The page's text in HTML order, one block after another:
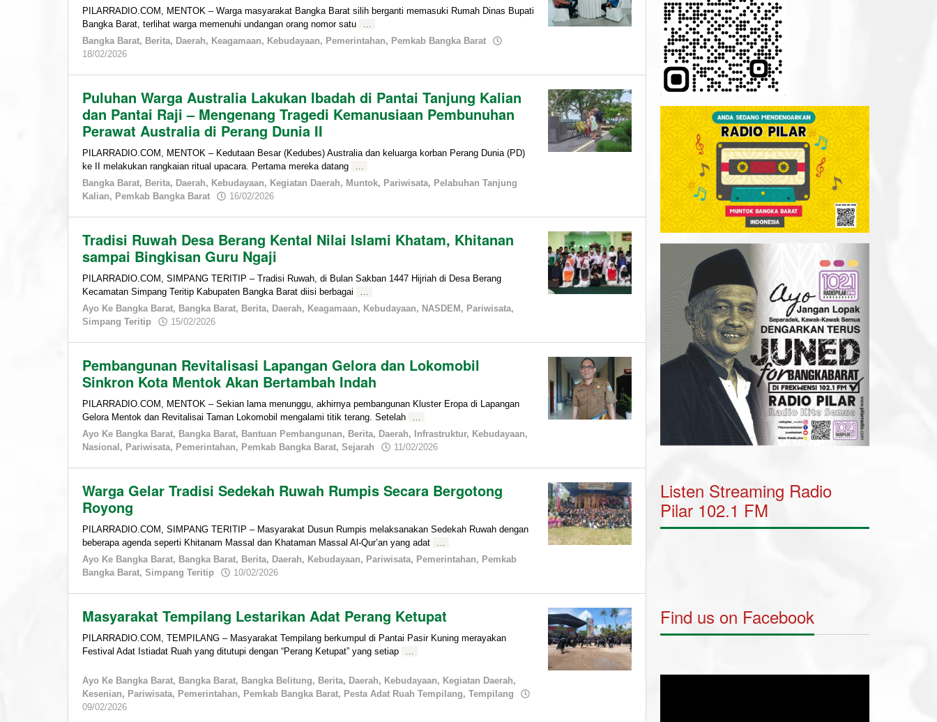
Pemkab
Bangka
Barat,
20/02/2026
admin
PILARRADIO.COM, MENTOK – Warga masyarakat Bangka Barat silih berganti memasuki Rumah Dinas Bupati
Bangka Barat, terlihat warga memenuhi undangan orang nomor satu
…
Bangka Barat, Berita, Daerah, Keagamaan, Kebudayaan, Pemerintahan, Pemkab Bangka Barat
18/02/2026
Puluhan Warga Australia Lakukan Ibadah di Pantai Tanjung Kalian
dan Pantai Raji – Mengenang Tragedi Kemanusiaan Pembunuhan
Perawat Australia di Perang Dunia II
PILARRADIO.COM, MENTOK – Kedutaan Besar (Kedubes) Australia dan keluarga korban Perang Dunia (PD)
ke II melakukan rangkaian ritual upacara. Pertama mereka datang
…
Bangka Barat, Berita, Daerah, Kebudayaan, Kegiatan Daerah, Muntok, Pariwisata, Pelabuhan Tanjung
Kalian, Pemkab Bangka Barat 16/02/2026
Tradisi Ruwah Desa Berang Kental Nilai Islami Khatam, Khitanan
sampai Bingkisan Guru Ngaji
PILARRADIO.COM, SIMPANG TERITIP – Tradisi Ruwah, di Bulan Sakban 1447 Hijriah di Desa Berang
Kecamatan Simpang Teritip Kabupaten Bangka Barat diisi berbagai
…
Ayo Ke Bangka Barat, Bangka Barat, Berita, Daerah, Keagamaan, Kebudayaan, NASDEM , Pariwisata,
Simpang Teritip
15/02/2026
Pembangunan Revitalisasi Lapangan Gelora dan Lokomobil
Sinkron Kota Mentok Akan Bertambah Indah
PILARRADIO.COM, MENTOK – Sekian lama menunggu, akhirnya pembangunan Kluster Eropa di Lapangan
Gelora Mentok dan Revitalisai Taman Lokomobil mengalami titik terang. Setelah
…
Ayo Ke Bangka Barat, Bangka Barat, Bantuan Pembangunan, Berita, Daerah, Infrastruktur, Kebudayaan,
Nasional , Pariwisata, Pemerintahan, Pemkab Bangka Barat, Sejarah 11/02/2026
Warga Gelar Tradisi Sedekah Ruwah Rumpis Secara Bergotong
Royong
PILARRADIO.COM, SIMPANG TERITIP – Masyarakat Dusun Rumpis melaksanakan Sedekah Ruwah dengan
beberapa agenda seperti Khitanam Massal dan Khataman Massal Al-Qur’an yang adat
…
Ayo Ke Bangka Barat, Bangka Barat, Berita, Daerah, Kebudayaan, Pariwisata, Pemerintahan, Pemkab
Bangka Barat, Simpang Teritip 10/02/2026
Masyarakat Tempilang Lestarikan Adat Perang Ketupat
PILARRADIO.COM, TEMPILANG – Masyarakat Tempilang berkumpul di Pantai Pasir Kuning merayakan
Festival Adat Istiadat Ruah yang ditutupi dengan “Perang Ketupat” yang setiap
…
Ayo Ke Bangka Barat, Bangka Barat, Bangka Belitung, Berita, Daerah, Kebudayaan, Kegiatan Daerah,
Kesenian, Pariwisata, Pemerintahan, Pemkab Bangka Barat, Pesta Adat Ruah Tempilang, Tempilang
09/02/2026
Listen Streaming Radio
Pilar 102.1 FM
Find us on Facebook